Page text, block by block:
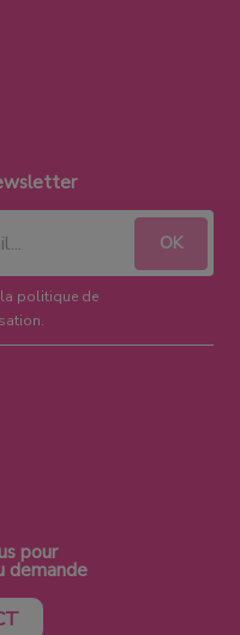
politique de
.
pour
demande